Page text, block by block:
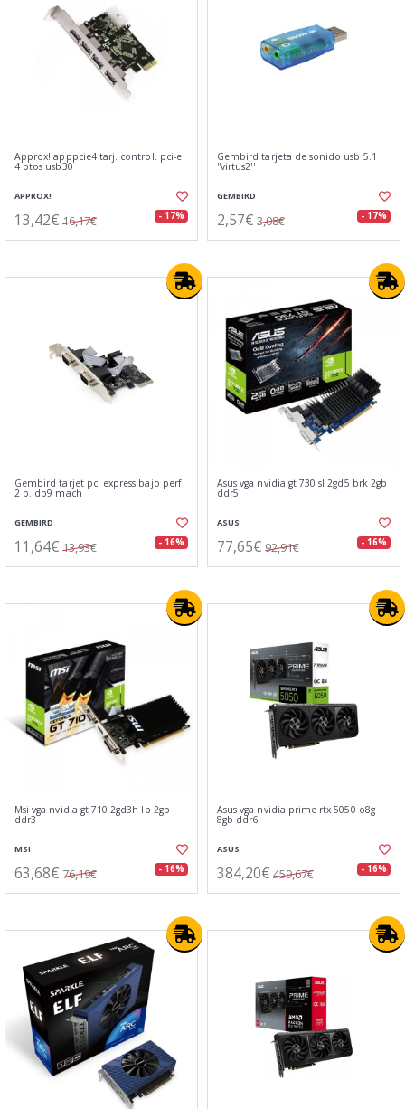
Approx! apppcie4 tarj. control. pci-e
4 ptos usb30
APPROX!
13,42€ 16,17€ - 17%
Gembird tarjeta de sonido usb 5.1
''virtus2''
GEMBIRD
2,57€ 3,08€ - 17%
Gembird tarjet pci express bajo perf
2 p. db9 mach
GEMBIRD
11,64€ 13,93€ - 16%
Asus vga nvidia gt 730 sl 2gd5 brk 2gb
ddr5
ASUS
77,65€ 92,91€ - 16%
Msi vga nvidia gt 710 2gd3h lp 2gb
ddr3
MSI
63,68€ 76,19€ - 16%
Asus vga nvidia prime rtx 5050 o8g
8gb ddr6
ASUS
384,20€ 459,67€ - 16%